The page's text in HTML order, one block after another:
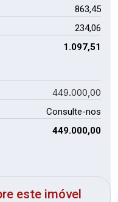
863,45
234,06
1.097,51
449.000,00
Consulte-nos
449.000,00
este imóvel